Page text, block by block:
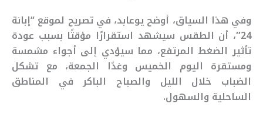
وفي هذا السياق، أوضح يوعابد، في تصريح لموقع “إبانة
24″، أن الطقس سيشهد استقرارًا مؤقتًا بسبب عودة
تأثير الضغط المرتفع، مما سيؤدي إلى أجواء مشمسة
ومستقرة اليوم الخميس وغدًا الجمعة، مع تشكل
الضباب خلال الليل والصباح الباكر في المناطق
الساحلية والسهول.